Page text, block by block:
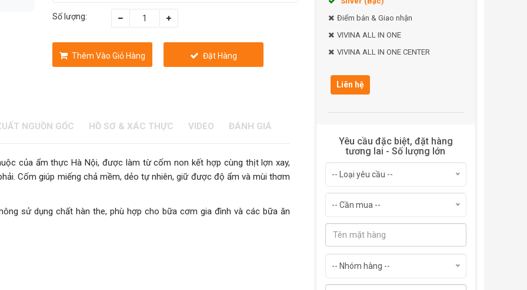
Số lượng:
Thêm Vào Giỏ Hàng Đặt Hàng
NGUỒN GỐC HỒ SƠ & XÁC THỰC VIDEO ĐÁNH GIÁ
của ẩm thực Hà Nội, được làm từ cốm non kết hợp cùng thịt lợn xay,
Cốm giúp miếng chả mềm, dẻo tự nhiên, giữ được độ ẩm và mùi thơm
sử dụng chất hàn the, phù hợp cho bữa cơm gia đình và các bữa ăn
Điểm bán & Giao nhận
VIVINA ALL IN ONE
VIVINA ALL IN ONE CENTER
Liên hệ
Yêu cầu đặc biệt, đặt hàng
tương lai - Số lượng lớn
-- Loại yêu cầu --
-- Cần mua --
-- Nhóm hàng --